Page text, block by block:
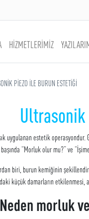
HİZMETLERİMİZ
PİEZO İLE BURUN ESTETİĞİ
uygulanan estetik
“Morluk olur mu?” ve
biri, burun kemiğinin
küçük damarların
morluk